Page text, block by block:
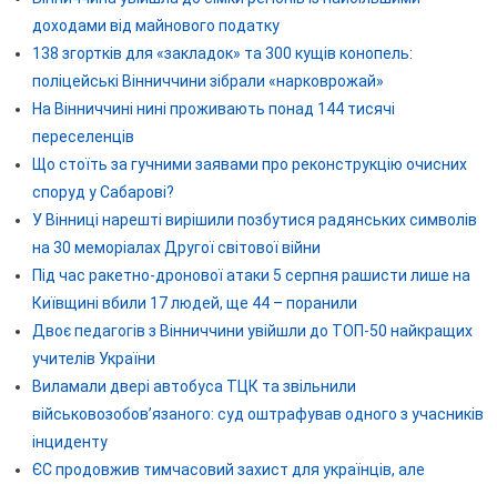
доходами від майнового податку
138 згортків для «закладок» та 300 кущів конопель:
поліцейські Вінниччини зібрали «нарковрожай»
На Вінниччині нині проживають понад 144 тисячі
переселенців
Що стоїть за гучними заявами про реконструкцію очисних
споруд у Сабарові?
У Вінниці нарешті вирішили позбутися радянських символів
на 30 меморіалах Другої світової війни
Під час ракетно-дронової атаки 5 серпня рашисти лише на
Київщині вбили 17 людей, ще 44 – поранили
Двоє педагогів з Вінниччини увійшли до ТОП-50 найкращих
учителів України
Виламали двері автобуса ТЦК та звільнили
військовозобов’язаного: суд оштрафував одного з учасників
інциденту
ЄС продовжив тимчасовий захист для українців, але